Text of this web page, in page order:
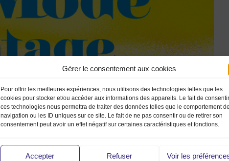
Gérer le consentement aux cookies
Pour offrir les meilleures expériences, nous utilisons des technologies telles que les
cookies pour stocker et/ou accéder aux informations des appareils. Le fait de
ces technologies nous permettra de traiter des données telles que le comportement de
navigation ou les ID uniques sur ce site. Le fait de ne pas consentir ou de retirer son
consentement peut avoir un effet négatif sur certaines caractéristiques et fonctions.
Accepter Refuser Voir les